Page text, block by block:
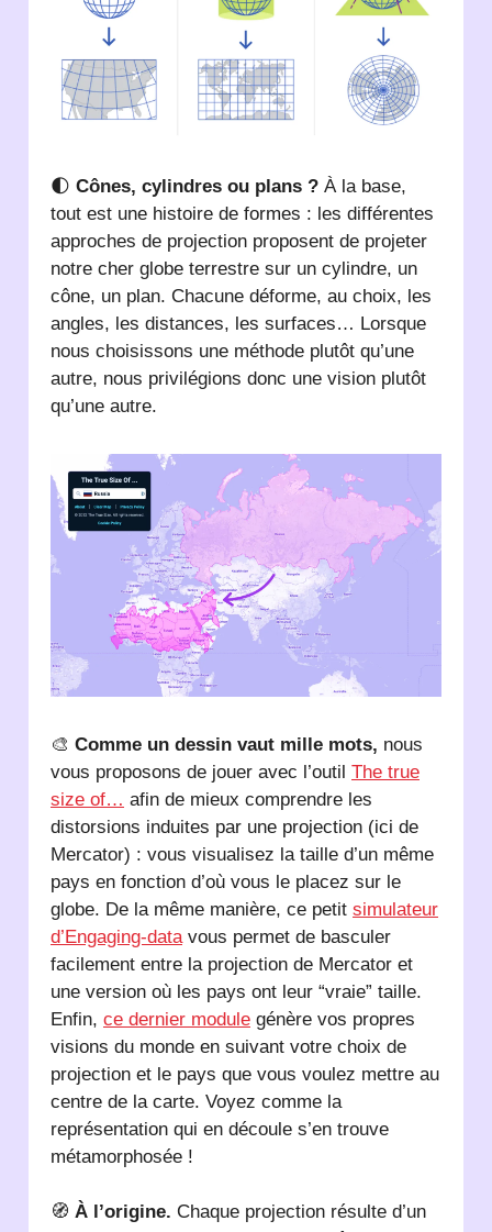
🌓 Cônes, cylindres ou plans ? À la base,
tout est une histoire de formes : les différentes
approches de projection proposent de projeter
notre cher globe terrestre sur un cylindre, un
cône, un plan. Chacune déforme, au choix, les
angles, les distances, les surfaces… Lorsque
nous choisissons une méthode plutôt qu’une
autre, nous privilégions donc une vision plutôt
qu’une autre.
🎨 Comme un dessin vaut mille mots, nous
vous proposons de jouer avec l’outil The true
size of… afin de mieux comprendre les
distorsions induites par une projection (ici de
Mercator) : vous visualisez la taille d’un même
pays en fonction d’où vous le placez sur le
globe. De la même manière, ce petit simulateur
d’Engaging-datavous permet de basculer
facilement entre la projection de Mercator et
une version où les pays ont leur “vraie” taille.
Enfin, ce dernier module génère vos propres
visions du monde en suivant votre choix de
projection et le pays que vous voulez mettre au
centre de la carte. Voyez comme la
représentation qui en découle s’en trouve
métamorphosée !
🧭 À l’origine. Chaque projection résulte d’un